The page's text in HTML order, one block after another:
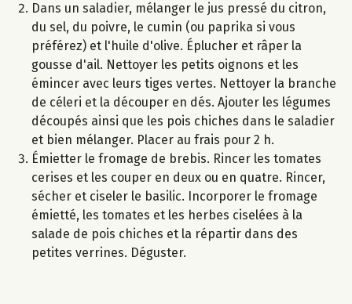
Dans un saladier, mélanger le jus pressé du citron,
du sel, du poivre, le cumin (ou paprika si vous
préférez) et l'huile d'olive. Éplucher et râper la
gousse d'ail. Nettoyer les petits oignons et les
émincer avec leurs tiges vertes. Nettoyer la branche
de céleri et la découper en dés. Ajouter les légumes
découpés ainsi que les pois chiches dans le saladier
et bien mélanger. Placer au frais pour 2 h.
Émietter le fromage de brebis. Rincer les tomates
cerises et les couper en deux ou en quatre. Rincer,
sécher et ciseler le basilic. Incorporer le fromage
émietté, les tomates et les herbes ciselées à la
salade de pois chiches et la répartir dans des
petites verrines. Déguster.